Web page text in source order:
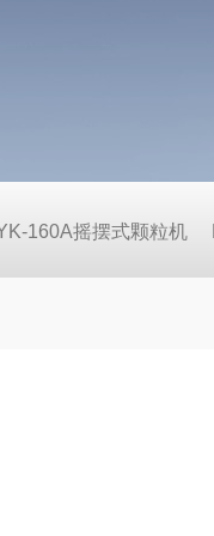
160A摇摆式颗粒机